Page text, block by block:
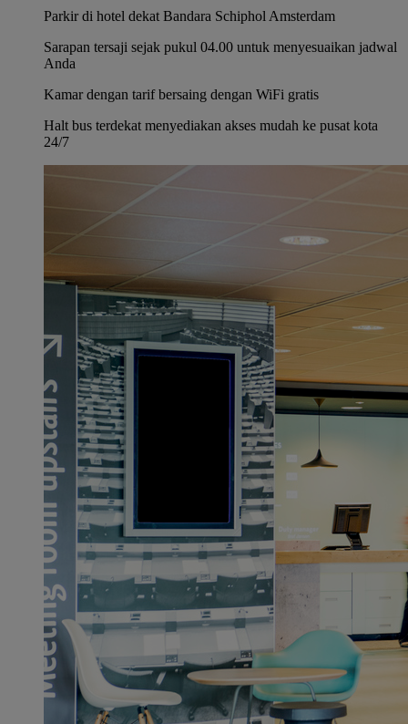
Parkir di hotel dekat Bandara Schiphol Amsterdam
Sarapan tersaji sejak pukul 04.00 untuk menyesuaikan jadwal
Anda
Kamar dengan tarif bersaing dengan WiFi gratis
Halt bus terdekat menyediakan akses mudah ke pusat kota
24/7